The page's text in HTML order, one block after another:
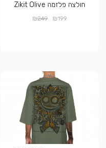
חולצה פלזמה Zikit Olive
₪199
₪249